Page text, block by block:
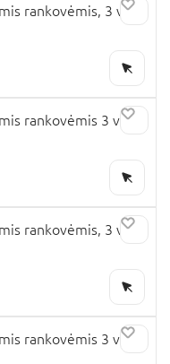
rankovėmis, 3 vnt.,
rankovėmis 3 vnt.,
rankovėmis, 3 vnt.,
rankovėmis 3 vnt.,